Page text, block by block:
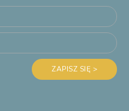
ZAPISZ SIĘ >